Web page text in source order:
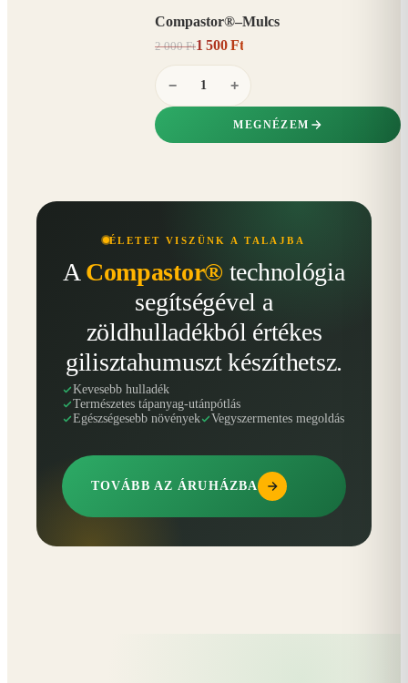
Compastor®–Mulcs
2 000 Ft1 500 Ft
− +
MEGNÉZEM
ÉLETET VISZÜNK A TALAJBA
A Compastor® technológia
segítségével a
zöldhulladékból értékes
gilisztahumuszt készíthetsz.
Kevesebb hulladék
Természetes tápanyag-utánpótlás
Egészségesebb növények
Vegyszermentes megoldás
TOVÁBB AZ ÁRUHÁZBA